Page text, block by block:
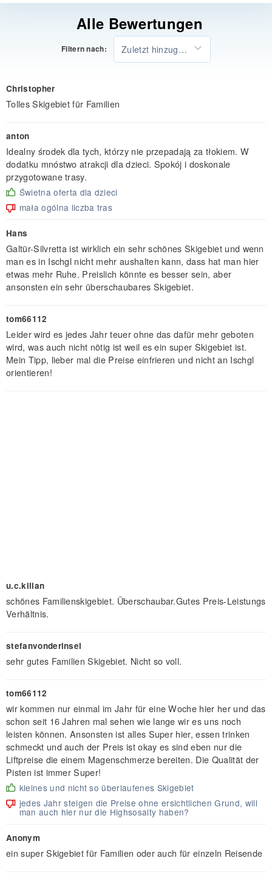
Alle Bewertungen
Filtern nach: Zuletzt hinzugefügt
Christopher
Tolles Skigebiet für Familien
anton
Idealny środek dla tych, którzy nie przepadają za tłokiem. W
dodatku mnóstwo atrakcji dla dzieci. Spokój i doskonale
przygotowane trasy.
Świetna oferta dla dzieci
mała ogólna liczba tras
Hans
Galtür-Silvretta ist wirklich ein sehr schönes Skigebiet und wenn
man es in Ischgl nicht mehr aushalten kann, dass hat man hier
etwas mehr Ruhe. Preislich könnte es besser sein, aber
ansonsten ein sehr überschaubares Skigebiet.
tom66112
Leider wird es jedes Jahr teuer ohne das dafür mehr geboten
wird, was auch nicht nötig ist weil es ein super Skigebiet ist.
Mein Tipp, lieber mal die Preise einfrieren und nicht an Ischgl
orientieren!
u.c.kilian
schönes Familienskigebiet. Überschaubar.Gutes Preis-Leistungs
Verhältnis.
stefanvonderinsel
sehr gutes Familien Skigebiet. Nicht so voll.
tom66112
wir kommen nur einmal im Jahr für eine Woche hier her und das
schon seit 16 Jahren mal sehen wie lange wir es uns noch
leisten können. Ansonsten ist alles Super hier, essen trinken
schmeckt und auch der Preis ist okay es sind eben nur die
Liftpreise die einem Magenschmerze bereiten. Die Qualität der
Pisten ist immer Super!
kleines und nicht so überlaufenes Skigebiet
jedes Jahr steigen die Preise ohne ersichtlichen Grund, will
man auch hier nur die Highsosaity haben?
Anonym
ein super Skigebiet für Familien oder auch für einzeln Reisende